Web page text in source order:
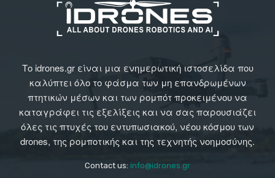
Το idrones.gr είναι μια ενημερωτική ιστοσελίδα που
καλύπτει όλο το φάσμα των μη επανδρωμένων
πτητικών μέσων και των ρομπότ προκειμένου να
καταγράφει τις εξελίξεις και να σας παρουσιάζει
όλες τις πτυχές του εντυπωσιακού, νέου κόσμου των
drones, της ρομποτικής και της τεχνητής νοημοσύνης.
Contact us: info@idrones.gr